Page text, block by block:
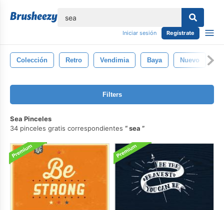
Iniciar sesión Regístrate
Colección Retro Vendimia Baya Nuevo
Filters
Sea Pinceles
34 pinceles gratis correspondientes
sea